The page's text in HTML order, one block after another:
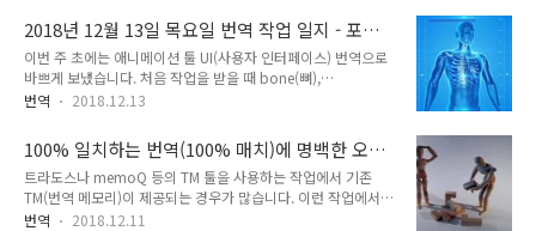
히 집중할 수 없기 때문에 기간을 조금 넉넉하게 요구하니 클라
이언트가 급하지 않다면서 요구한 것보다 더 길게 1월 7일까지
기간을 연장해주었습니다.ㅎㅎ 이전 번역가가 좀처럼 질문을 하
지 않았고 대응이 느려서 별로 마음에 들지 않았다고 하네요. 이
전 번역과의 일관성은 어떻게 유지할 것이냐는 질문에 기존 번역
에 맡았지만 다른 일도 있고 기간도 넉넉하다 보니 오늘 기존 번
역을 읽어보고 있습니다. 우선 내용 ..
2018년 12월 13일 목요일 번역 작업 일지 - 포스
트 에디팅 단가
이번 주 초에는 애니메이션 툴 UI(사용자 인터페이스) 번역으로
바쁘게 보냈습니다. 처음 작업을 받을 때 bone(뼈),
skeleton(뼈대), spine(척추) 등과 같은 단어를 보고서는 의학기
만 조금 읽어 보니 애니메이션 소프트웨어 관련 번역이었습니다.
업데이트 작업이기 때문에 용어는 기존 번역을 참조했습니다. 기
존 PO 파일이 함께 제공되어서 PO 파일에서 번역을 추출하여
TM(번역 메모리)을 만들어서 활용했습니다. 번역된 PO 파일을
TM으로 만들어야 하는 경우가 있다면 PO 파일에서 원문과 번역
번역 2018.12.13
100% 일치하는 번역(100% 매치)에 명백한 오역
이 있는 경우
트라도스나 memoQ 등의 TM 툴을 사용하는 작업에서 기존
TM(번역 메모리)이 제공되는 경우가 많습니다. 이런 작업에서는
지침을 잘 읽어보는 것이 중요합니다. 특히 100% 매치에 대하
번역 2018.12.11